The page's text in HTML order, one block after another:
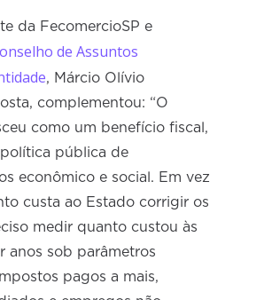
da FecomercioSP e
de Assuntos
, Márcio Olívio
complementou: “O
como um benefício fiscal,
pública de
econômico e social. Em vez
custa ao Estado corrigir os
medir quanto custou às
anos sob parâmetros
pagos a mais,